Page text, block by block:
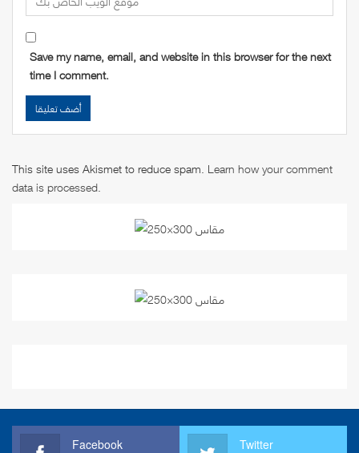
Save my name, email, and website in this browser for the next
time I comment.
This site uses Akismet to reduce spam. Learn how your comment
data is processed.
Facebook Twitter